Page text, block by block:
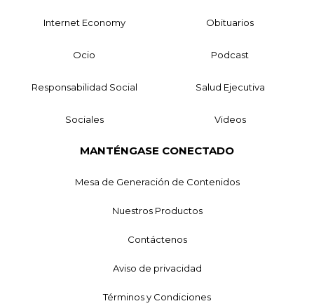
Internet Economy Obituarios
Ocio Podcast
Responsabilidad Social Salud Ejecutiva
Sociales Videos
MANTÉNGASE CONECTADO
Mesa de Generación de Contenidos
Nuestros Productos
Contáctenos
Aviso de privacidad
Términos y Condiciones